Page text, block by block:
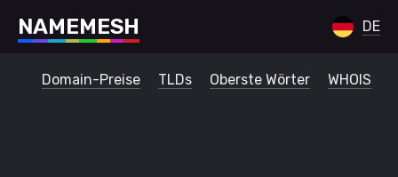
NAMEMESH DE
Domain-Preise TLDs Oberste Wörter WHOIS